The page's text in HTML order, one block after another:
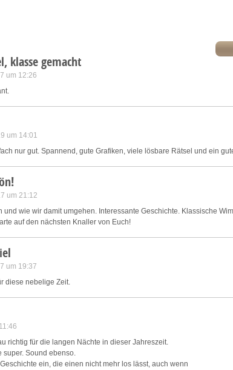
klasse gemacht
um 12:26
um 14:01
nur gut. Spannend, gute Grafiken, viele lösbare Rätsel und ein
um 21:12
wie wir damit umgehen. Interessante Geschichte. Klassische
auf den nächsten Knaller von Euch!
um 19:37
diese nebelige Zeit.
richtig für die langen Nächte in dieser Jahreszeit.
super. Sound ebenso.
ein, die einen nicht mehr los lässt, auch wenn